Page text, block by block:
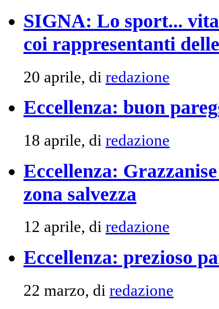
SIGNA: Lo sport...
coi rappresentanti
20 aprile, di redazione
Eccellenza: buon
18 aprile, di redazione
Eccellenza:
zona salvezza
12 aprile, di redazione
Eccellenza: prezioso
22 marzo, di redazione